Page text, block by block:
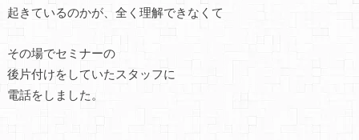
起きているのかが、全く理解できなくて
その場でセミナーの
後片付けをしていたスタッフに
電話をしました。